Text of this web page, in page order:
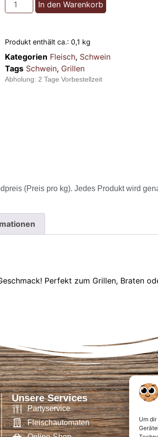
Um
In den Warenkorb
Produkt enthält ca.: 0,1 kg
Kategorien Fleisch, Schwein
Tags Schwein, Grillen
Abholung: 2 Tage Vorbestellzeit
(Preis pro kg). Jedes Produkt wird
Perfekt zum Grillen, Braten
Unsere Services
Partyservice
Fleischautomaten